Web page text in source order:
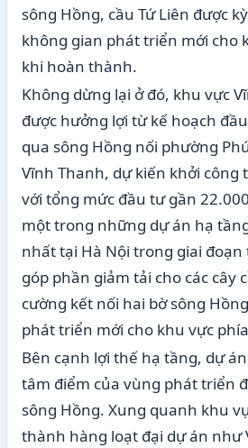
sông Hồng, cầu Tứ Liên được
không gian phát triển mới cho
khi hoàn thành.
Không dừng lại ở đó, khu vực
được hưởng lợi từ kế hoạch
qua sông Hồng nối phường
Vĩnh Thanh, dự kiến khởi công
với tổng mức đầu tư gần
một trong những dự án hạ
nhất tại Hà Nội trong giai đoạn
góp phần giảm tải cho các cây
cường kết nối hai bờ sông
phát triển mới cho khu vực
Bên cạnh lợi thế hạ tầng, dự
tâm điểm của vùng phát triển
sông Hồng. Xung quanh khu
thành hàng loạt đại dự án như